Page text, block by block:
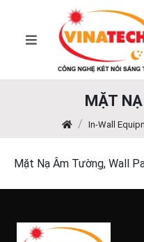
MẶT
In-Wall
Mặt Nạ Âm Tường, Wall